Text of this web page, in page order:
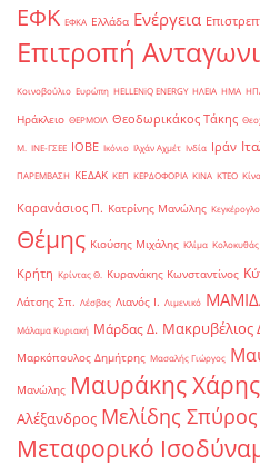
ΕΦΚ ΕΦΚΑ Ελλάδα Ενέργεια
Επιτροπή
Κοινοβούλιο Ευρώπη ΗELLENiQ ENERGY ΗΛΕΙΑ ΗΜΑ
Ηράκλειο ΘΕΡΜΟΙΛ Θεοδωρικάκος Τάκης
Μ. ΙΝΕ-ΓΣΕΕ ΙΟΒΕ Ικόνιο Ιλχάν Αχμέτ Ινδία Ιράν
ΠΑΡΕΜΒΑΣΗ ΚΕΔΑΚ ΚΕΠ ΚΕΡΔΟΦΟΡΙΑ ΚΙΝΑ ΚΤΕΟ Κίνα
Καρανάσιος Π. Κατρίνης Μανώλης
Θέμης Κιούσης Μιχάλης Κλίμα
Κρήτη Κρίντας Θ. Κυρανάκης Κωνσταντίνος
Λάτσης Σπ. Λέσβος Λιανός Ι. Λιμενικό
Μάλαμα Κυριακή Μάρδας Δ. Μακρυβέλιος
Μαρκόπουλος Δημήτρης Μασαλής Γιώργος
Μανώλης Μαυράκης Χάρης
Αλέξανδρος Μελίδης Σπύρος
Μεταφορικό